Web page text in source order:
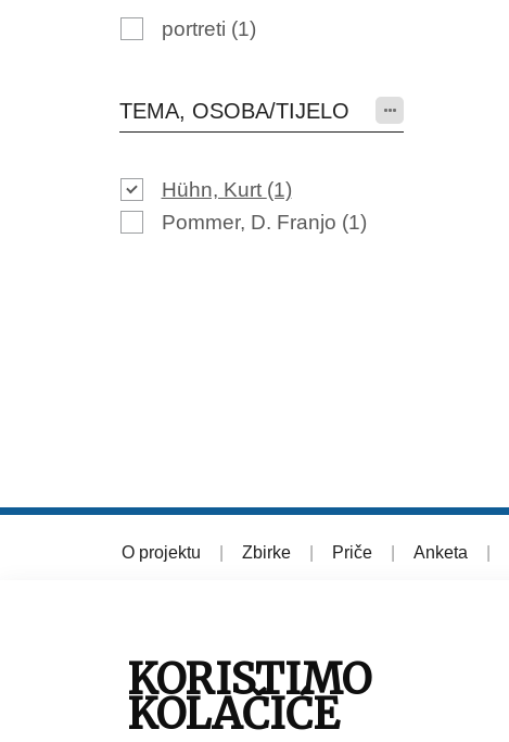
portreti (1)
TEMA, OSOBA/TIJELO
Hühn, Kurt (1)
Pommer, D. Franjo (1)
O projektu Zbirke Priče Anketa
KORISTIMO
KOLAČIĆE